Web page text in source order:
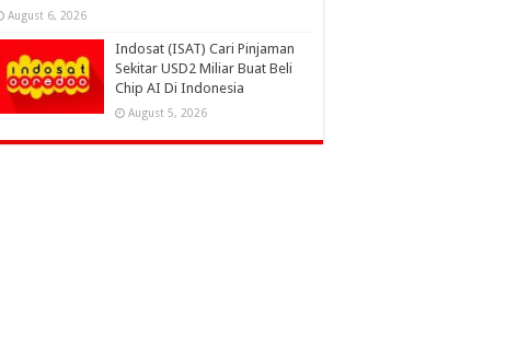
August 6, 2026
Indosat (ISAT) Cari Pinjaman
Sekitar USD2 Miliar Buat Beli
Chip AI Di Indonesia
August 5, 2026